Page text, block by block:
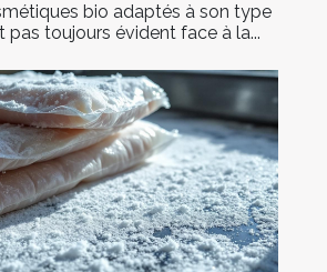
bio adaptés à son type
pas toujours évident face à la...